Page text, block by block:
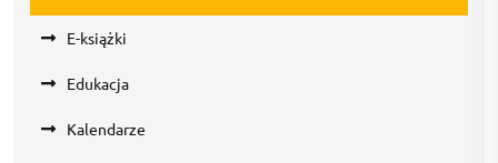
E-książki
Edukacja
Kalendarze